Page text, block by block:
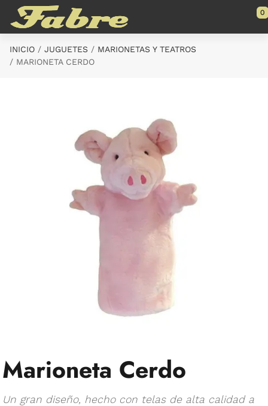
Saltar al contenido principal
0
INICIO JUGUETES
MARIONETAS Y TEATROS
MARIONETA CERDO
Marioneta Cerdo
Un gran diseño, hecho con telas de alta calidad a